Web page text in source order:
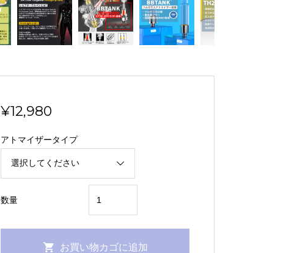
¥12,980
アトマイザータイプ
数量
1.0ml）
【KUSH
お買い物カゴに追加